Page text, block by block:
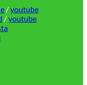
/youtube
/youtube